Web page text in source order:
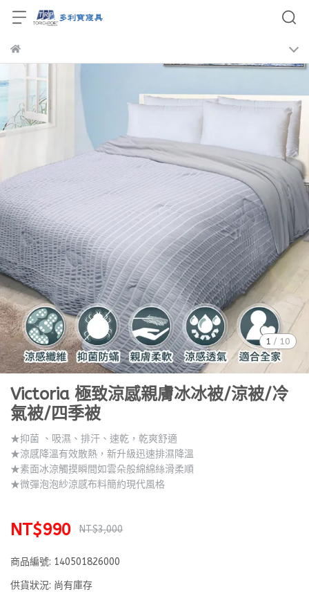
1 / 10
Victoria 極致涼感親膚冰冰被/涼被/冷
氣被/四季被
★抑菌 、吸濕、排汗、速乾，乾爽舒適
★涼感降溫有效散熱，新升級迅速排濕降溫
★素面冰涼觸摸瞬間如雲朵般綿綿絲滑柔順
★微彈泡泡紗涼感布料簡約現代風格
NT$990 NT$3,000
商品編號: 140501826000
供貨狀況: 尚有庫存